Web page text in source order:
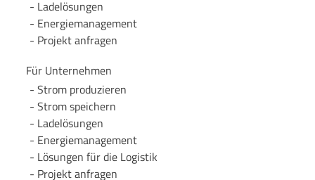
Lade­lösungen
Energie­management
Projekt anfragen
Für Unternehmen
Strom produzieren
Strom speichern
Lade­lösungen
Energie­management
Lösungen für die Logistik
Projekt anfragen